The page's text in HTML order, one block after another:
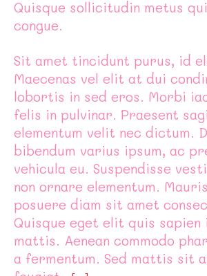
Quisque sollicitudin metus
congue.
Sit amet tincidunt purus, id
Maecenas vel elit at dui
lobortis in sed eros. Morbi
felis in pulvinar. Praesent
elementum velit nec dictum.
bibendum varius ipsum, ac
vehicula eu. Suspendisse
non ornare elementum.
posuere diam sit amet
Quisque eget elit quis sapien
mattis. Aenean commodo
a fermentum. Sed mattis sit